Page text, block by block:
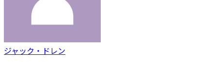
ジャック・ドレン